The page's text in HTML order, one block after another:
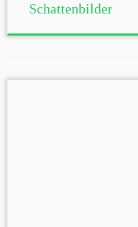
Schattenbilder